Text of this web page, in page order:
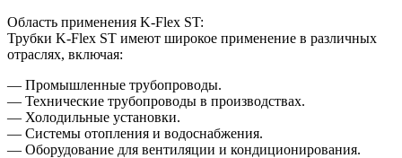
Область применения K-Flex ST:
Трубки K-Flex ST имеют широкое применение в различных
отраслях, включая:
— Промышленные трубопроводы.
— Технические трубопроводы в производствах.
— Холодильные установки.
— Системы отопления и водоснабжения.
— Оборудование для вентиляции и кондиционирования.